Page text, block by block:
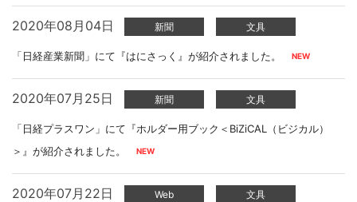
2020年08月04日 新聞 文具
「日経産業新聞」にて『はにさっく』が紹介されました。
2020年07月25日 新聞 文具
「日経プラスワン」にて『ホルダー用ブック＜BiZiCAL（ビジカル）
＞』が紹介されました。
2020年07月22日 Web 文具